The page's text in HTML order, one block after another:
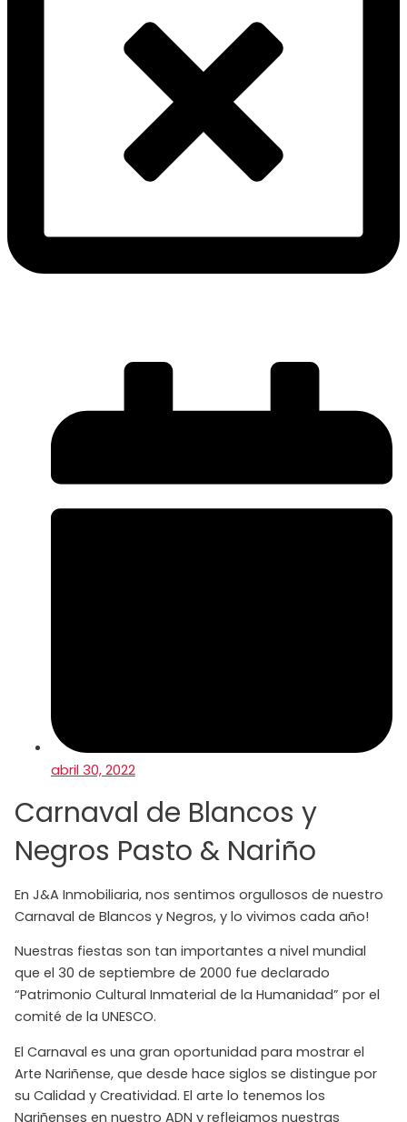
abril 30, 2022
Carnaval de Blancos y
Negros Pasto & Nariño
En J&A Inmobiliaria, nos sentimos orgullosos de nuestro
Carnaval de Blancos y Negros, y lo vivimos cada año!
Nuestras fiestas son tan importantes a nivel mundial
que el 30 de septiembre de 2000 fue declarado
“Patrimonio Cultural Inmaterial de la Humanidad” por el
comité de la UNESCO.
El Carnaval es una gran oportunidad para mostrar el
Arte Nariñense, que desde hace siglos se distingue por
su Calidad y Creatividad. El arte lo tenemos los
Nariñenses en nuestro ADN y reflejamos nuestras